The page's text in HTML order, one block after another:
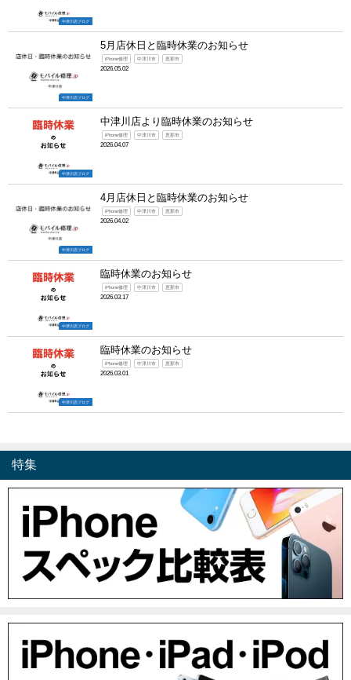
中津川店ブログ
中津川店ブログ
5月店休日と臨時休業のお知らせ
iPhone修理 中津川市 恵那市
2026.05.02
中津川店ブログ
中津川店より臨時休業のお知らせ
iPhone修理 中津川市 恵那市
2026.04.07
中津川店ブログ
4月店休日と臨時休業のお知らせ
iPhone修理 中津川市 恵那市
2026.04.02
中津川店ブログ
臨時休業のお知らせ
iPhone修理 中津川市 恵那市
2026.03.17
中津川店ブログ
臨時休業のお知らせ
iPhone修理 中津川市 恵那市
2026.03.01
特集